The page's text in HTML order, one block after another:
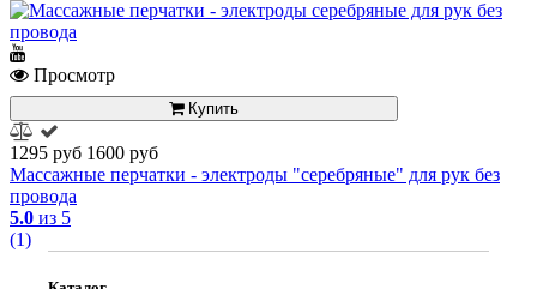
Просмотр
Купить
1295 руб 1600 руб
Массажные перчатки - электроды "серебряные" для рук без
провода
5.0 из 5
(1)